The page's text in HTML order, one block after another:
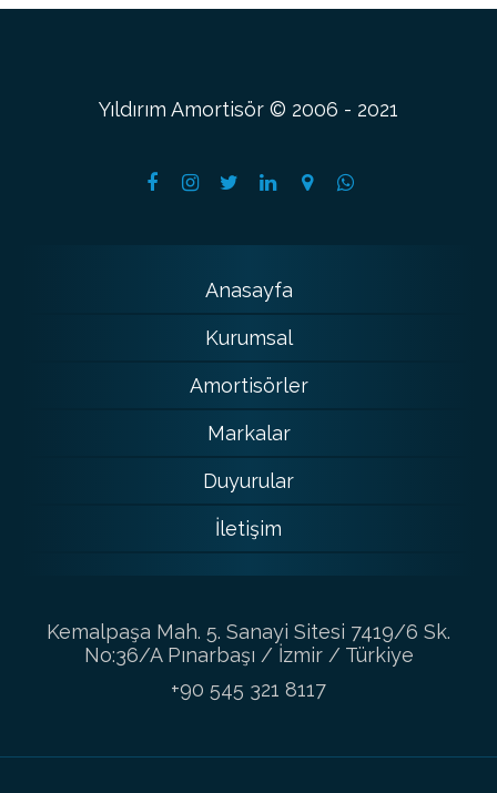
Yıldırım Amortisör © 2006 - 2021
Anasayfa
Kurumsal
Amortisörler
Markalar
Duyurular
İletişim
Kemalpaşa Mah. 5. Sanayi Sitesi 7419/6 Sk.
No:36/A Pınarbaşı / İzmir / Türkiye
+90 545 321 8117